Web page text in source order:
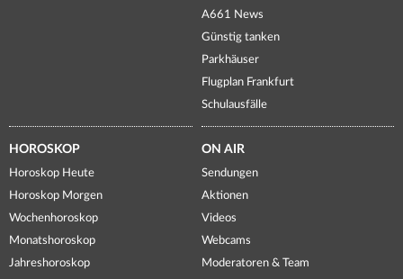
A661 News
Günstig tanken
Parkhäuser
Flugplan Frankfurt
Schulausfälle
HOROSKOP
Horoskop Heute
Horoskop Morgen
Wochenhoroskop
Monatshoroskop
Jahreshoroskop
ON AIR
Sendungen
Aktionen
Videos
Webcams
Moderatoren & Team